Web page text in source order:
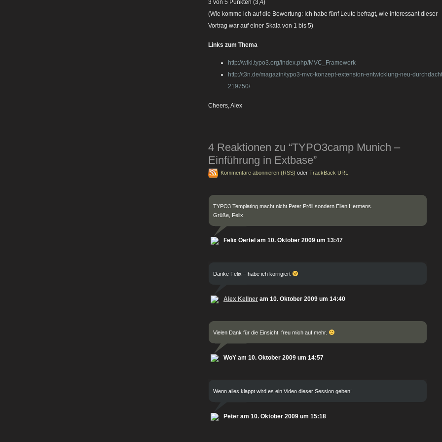
3 von 5 Punkten (3,4)
(Wie komme ich auf die Bewertung: Ich habe fünf Leute befragt, wie interessant dieser
Vortrag war auf einer Skala von 1 bis 5)
Links zum Thema
http://wiki.typo3.org/index.php/MVC_Framework
http://t3n.de/magazin/typo3-mvc-konzept-extension-entwicklung-neu-
219750/
Cheers, Alex
4 Reaktionen zu “TYPO3camp Munich –
Einführung in Extbase”
Kommentare abonnieren (RSS) oder TrackBack URL
TYPO3 Templating macht nicht Peter Pröll sondern Ellen Hermens.
Grüße, Felix
Felix Oertel am 10. Oktober 2009 um 13:47
Danke Felix – habe ich korrigiert
Alex Kellner am 10. Oktober 2009 um 14:40
Vielen Dank für die Einsicht, freu mich auf mehr.
WoY am 10. Oktober 2009 um 14:57
Wenn alles klappt wird es ein Video dieser Session geben!
Peter am 10. Oktober 2009 um 15:18